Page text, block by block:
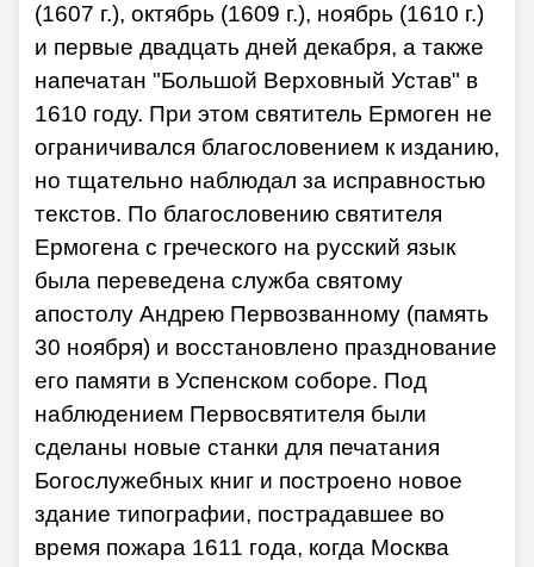
(1607 г.), октябрь (1609 г.), ноябрь (1610 г.)
и первые двадцать дней декабря, а также
напечатан "Большой Верховный Устав" в
1610 году. При этом святитель Ермоген не
ограничивался благословением к изданию,
но тщательно наблюдал за исправностью
текстов. По благословению святителя
Ермогена с греческого на русский язык
была переведена служба святому
апостолу Андрею Первозванному (память
30 ноября) и восстановлено празднование
его памяти в Успенском соборе. Под
наблюдением Первосвятителя были
сделаны новые станки для печатания
Богослужебных книг и построено новое
здание типографии, пострадавшее во
время пожара 1611 года, когда Москва